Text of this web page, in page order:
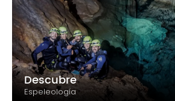
Descubre
Espeleología